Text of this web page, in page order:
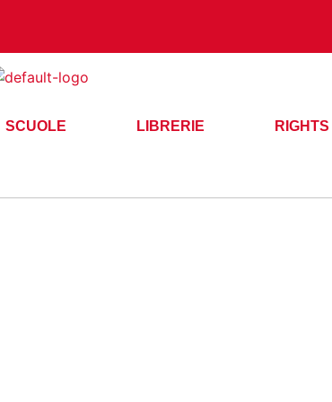
SCUOLE LIBRERIE RIGHTS